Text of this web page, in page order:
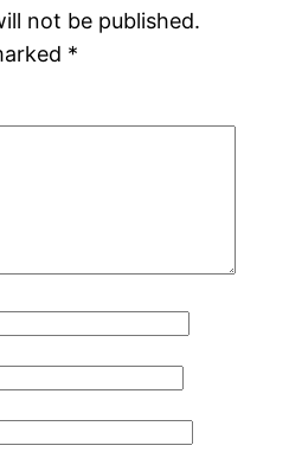
not be published.
*